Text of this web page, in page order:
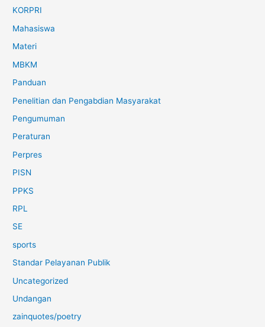
KORPRI
Mahasiswa
Materi
MBKM
Panduan
Penelitian dan Pengabdian Masyarakat
Pengumuman
Peraturan
Perpres
PISN
PPKS
RPL
SE
sports
Standar Pelayanan Publik
Uncategorized
Undangan
zainquotes/poetry